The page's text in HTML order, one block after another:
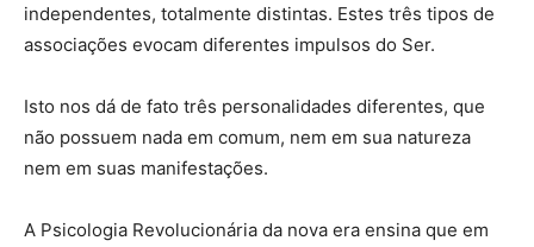
independentes, totalmente distintas. Estes três tipos de
associações evocam diferentes impulsos do Ser.
Isto nos dá de fato três personalidades diferentes, que
não possuem nada em comum, nem em sua natureza
nem em suas manifestações.
A Psicologia Revolucionária da nova era ensina que em